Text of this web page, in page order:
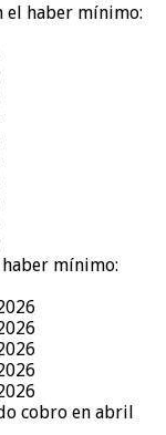
el haber mínimo:
mínimo:
cobro en abril